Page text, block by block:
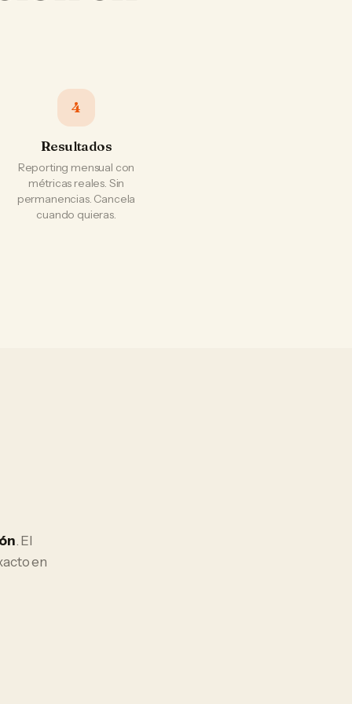
4
Resultados
Reporting mensual con
métricas reales. Sin
permanencias. Cancela
cuando quieras.
. El
en